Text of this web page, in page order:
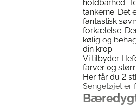
holdbarhed.
tankerne. Det
fantastisk
forkælelse.
kølig og
din krop.
Vi tilbyder
farver og
Her får du 2
Sengetøjet er